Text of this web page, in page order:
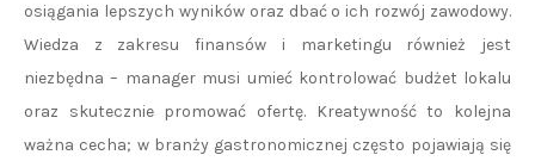
osiągania lepszych wyników oraz dbać o ich rozwój zawodowy.
Wiedza z zakresu finansów i marketingu również jest
niezbędna – manager musi umieć kontrolować budżet lokalu
oraz skutecznie promować ofertę. Kreatywność to kolejna
ważna cecha; w branży gastronomicznej często pojawiają się